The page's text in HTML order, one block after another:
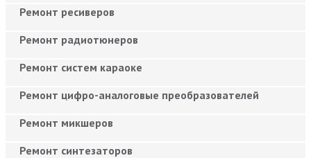
Ремонт ресиверов
Ремонт радиотюнеров
Ремонт систем караоке
Ремонт цифро-аналоговые преобразователей
Ремонт микшеров
Ремонт синтезаторов